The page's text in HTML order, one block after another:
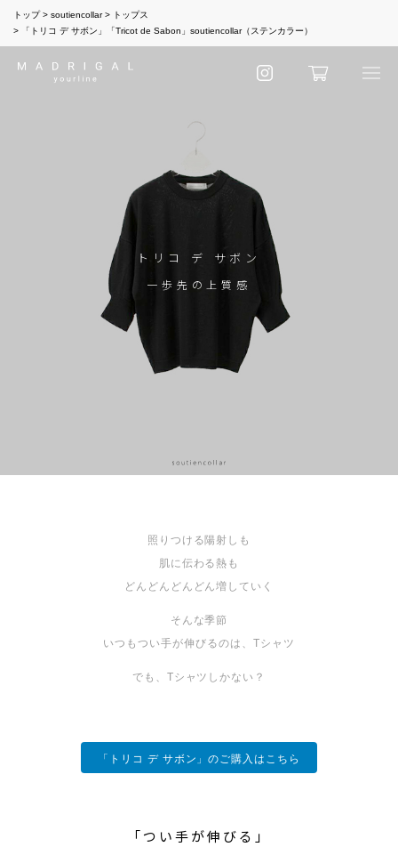
トップ soutiencollar
トップス
「トリコ デ サボン」「Tricot de Sabon」soutiencollar（ステンカラー）
トリコ デ サボン
一歩先の上質感
照りつける陽射しも
肌に伝わる熱も
どんどんどんどん増していく
そんな季節
いつもつい手が伸びるのは、Tシャツ
でも、Tシャツしかない？
「トリコ デ サボン」のご購入はこちら
「つい手が伸びる」